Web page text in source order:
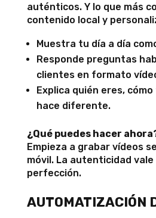
auténticos. Y lo que más
contenido local y
Muestra tu día a día
Responde preguntas
clientes en formato
Explica quién eres,
hace diferente.
¿Qué puedes hacer
Empieza a grabar vídeos
móvil. La autenticidad vale
perfección.
AUTOMATIZACIÓN